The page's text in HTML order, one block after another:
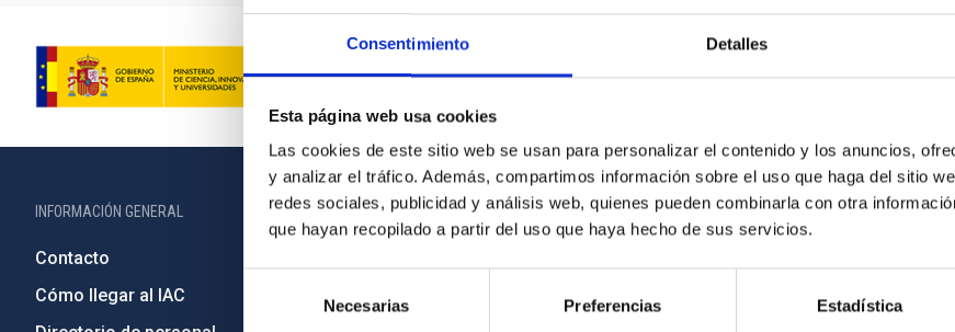
Consentimiento Detalles
Esta página web usa cookies
Las cookies de este sitio web se usan para personalizar el contenido y los anuncios,
y analizar el tráfico. Además, compartimos información sobre el uso que haga del sitio
redes sociales, publicidad y análisis web, quienes pueden combinarla con otra
que hayan recopilado a partir del uso que haya hecho de sus servicios.
Necesarias Preferencias Estadística
INFORMACIÓN GENERAL
Contacto
Cómo llegar al IAC
INFORMACIÓN INSTITUCIONAL PORTAL DEL IAC
Políticas de privacidad